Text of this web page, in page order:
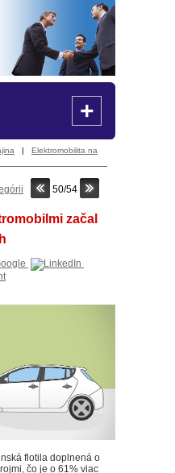
+
| Elektromobilita na
50/54
začal
flotila doplnená o
čo je o 61% viac